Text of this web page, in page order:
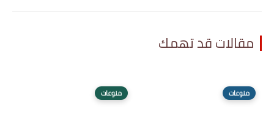
مقالات قد تهمك
منوعات منوعات